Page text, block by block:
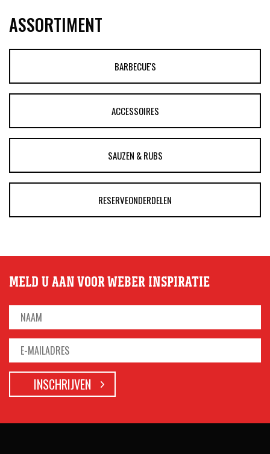
ASSORTIMENT
BARBECUE'S
ACCESSOIRES
SAUZEN & RUBS
RESERVEONDERDELEN
MELD U AAN VOOR WEBER INSPIRATIE